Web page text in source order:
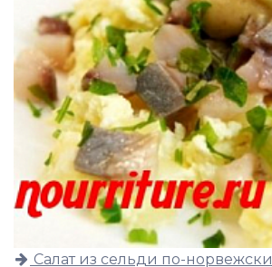
Салат из сельди по-норвежски